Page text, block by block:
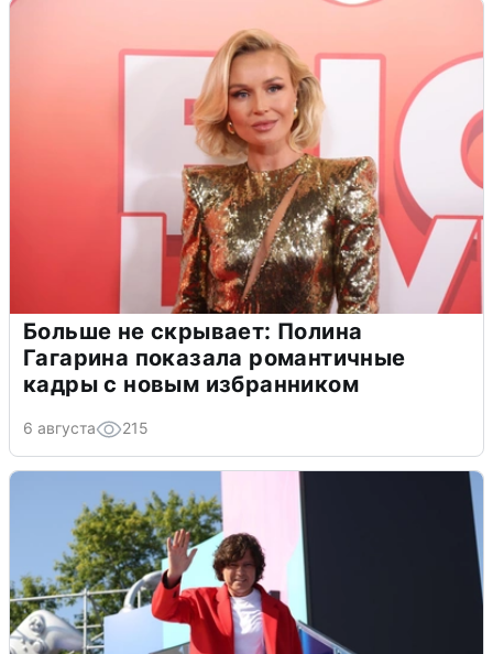
Больше не скрывает: Полина
Гагарина показала романтичные
кадры с новым избранником
6 августа 215